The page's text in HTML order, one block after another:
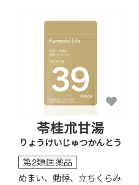
苓桂朮甘湯
りょうけいじゅつかんとう
第2類医薬品
めまい、動悸、立ちくらみ